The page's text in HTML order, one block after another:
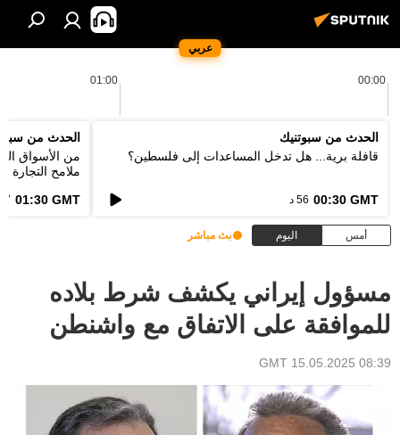
عربي
00:00
01:00
الحدث من سبوتنيك
قافلة برية... هل تدخل المساعدات إلى فلسطين؟
00:30 GMT 56 د
الحدث من
من الأسواق
ملامح التجارة
01:30 GMT
57
أمس اليوم بث مباشر
مسؤول إيراني يكشف شرط بلاده
للموافقة على الاتفاق مع واشنطن
08:39 GMT 15.05.2025